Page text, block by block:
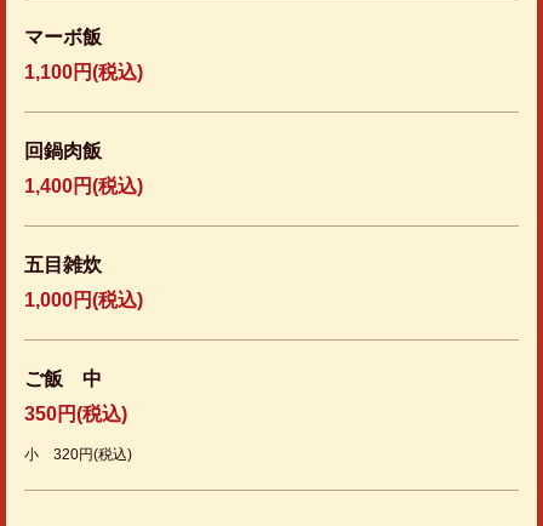
マーボ飯
1,100円(税込)
回鍋肉飯
1,400円(税込)
五目雑炊
1,000円(税込)
ご飯 中
350円(税込)
小 320円(税込)